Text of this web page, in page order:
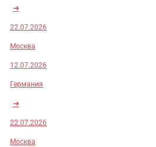
➜
22.07.2026
Москва
12.07.2026
Германия
➜
22.07.2026
Москва